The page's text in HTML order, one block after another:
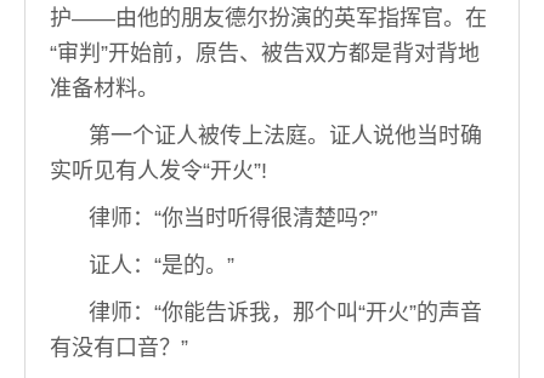
护——由他的朋友德尔扮演的英军指挥官。在
“审判”开始前，原告、被告双方都是背对背地
准备材料。
第一个证人被传上法庭。证人说他当时确
实听见有人发令“开火”!
律师：“你当时听得很清楚吗?”
证人：“是的。”
律师：“你能告诉我，那个叫“开火”的声音
有没有口音？”